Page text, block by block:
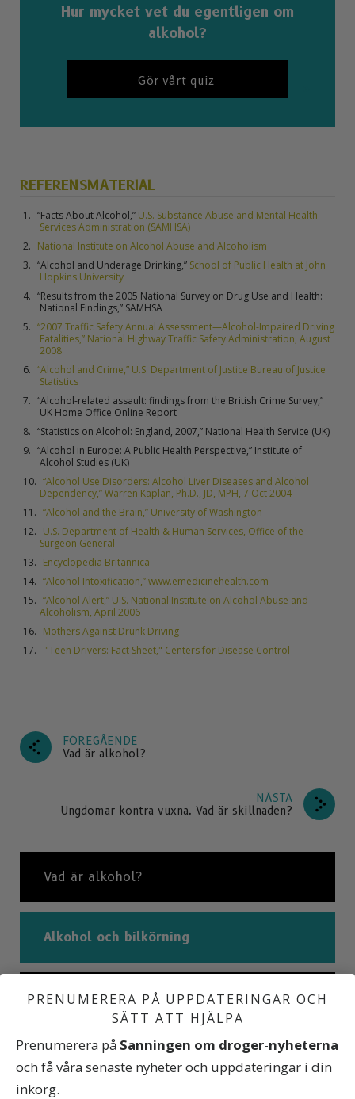
Hur mycket vet du egentligen om
alkohol?
Gör vårt quiz
REFERENSMATERIAL
“Facts About Alcohol,” U.S. Substance Abuse and Mental Health
Services Administration (SAMHSA)
National Institute on Alcohol Abuse and Alcoholism
“Alcohol and Underage Drinking,” School of Public Health at John
Hopkins University
“Results from the 2005 National Survey on Drug Use and Health:
National Findings,” SAMHSA
“2007 Traffic Safety Annual Assessment—Alcohol-Impaired Driving
Fatalities,” National Highway Traffic Safety Administration, August
2008
“Alcohol and Crime,” U.S. Department of Justice Bureau of Justice
Statistics
“Alcohol-related assault: findings from the British Crime Survey,”
UK Home Office Online Report
“Statistics on Alcohol: England, 2007,” National Health Service (UK)
“Alcohol in Europe: A Public Health Perspective,” Institute of
Alcohol Studies (UK)
“Alcohol Use Disorders: Alcohol Liver Diseases and Alcohol
Dependency,” Warren Kaplan, Ph.D., JD, MPH, 7 Oct 2004
“Alcohol and the Brain,” University of Washington
U.S. Department of Health & Human Services, Office of the
Surgeon General
Encyclopedia Britannica
“Alcohol Intoxification,” www.emedicinehealth.com
“Alcohol Alert,” U.S. National Institute on Alcohol Abuse and
Alcoholism, April 2006
Mothers Against Drunk Driving
"Teen Drivers: Fact Sheet," Centers for Disease Control
FÖREGÅENDE
Vad är alkohol?
NÄSTA
Ungdomar kontra vuxna. Vad är skillnaden?
Vad är alkohol?
Alkohol och bilkörning
Ungdomar kontra vuxna. Vad är
skillnaden?
Vad är råsupande?
PRENUMERERA PÅ UPPDATERINGAR OCH
SÄTT ATT HJÄLPA
Prenumerera på Sanningen om droger-nyheterna
och få våra senaste nyheter och uppdateringar i din
inkorg.